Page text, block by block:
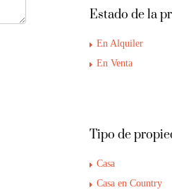
Estado de la
En Alquiler
En Venta
Tipo de
Casa
Casa en Country